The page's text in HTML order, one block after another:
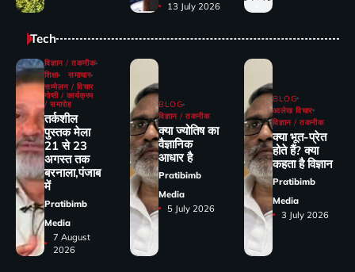
13 July 2026
Tech
विज्ञान / तकनीक
शिक्षा
समाचार
सम्मेलन / विचार
गोष्ठी / कार्यक्रम
/ समारोह
तर्कशील
पुस्तक मेला
21 से 23
अगस्त तक
बरनाला,पंजाब
में
Pratibimb
Media
7 August
2026
BLOG
विज्ञान / तकनीक
क्या ज्योतिष का
वैज्ञानिक
आधार है
Pratibimb
Media
5 July 2026
BLOG
आलेख विचार
विज्ञान / तकनीक
क्या भूत-प्रेत
होते हैं? क्या
कहता है विज्ञान
Pratibimb
Media
3 July 2026